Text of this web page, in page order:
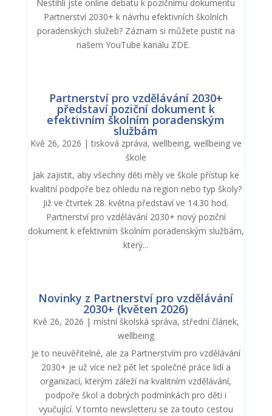
Nestihli jste online debatu k pozičnímu dokumentu
Partnerství 2030+ k návrhu efektivních školních
poradenských služeb? Záznam si můžete pustit na
našem YouTube kanálu ZDE.
Partnerství pro vzdělávání 2030+
představí poziční dokument k
efektivním školním poradenským
službám
Kvě 26, 2026 |tisková zpráva, wellbeing, wellbeing ve
škole
Jak zajistit, aby všechny děti měly ve škole přístup ke
kvalitní podpoře bez ohledu na region nebo typ školy?
Již ve čtvrtek 28. května představí ve 14.30 hod.
Partnerství pro vzdělávání 2030+ nový poziční
dokument k efektivním školním poradenským službám,
který...
Novinky z Partnerství pro vzdělávání
2030+ (květen 2026)
Kvě 26, 2026 | místní školská správa, střední článek,
wellbeing
Je to neuvěřitelné, ale za Partnerstvím pro vzdělávání
2030+ je už více než pět let společné práce lidí a
organizací, kterým záleží na kvalitním vzdělávání,
podpoře škol a dobrých podmínkách pro děti i
vyučující. V tomto newsletteru se za touto cestou